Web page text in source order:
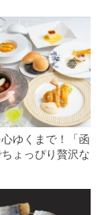
ゆくまで！「函
ょっぴり贅沢な